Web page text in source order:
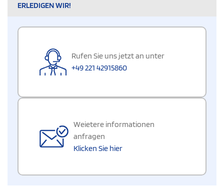
ERLEDIGEN WIR!
Rufen Sie uns jetzt an unter
+49 221 42915860
Weietere informationen
anfragen
Klicken Sie hier